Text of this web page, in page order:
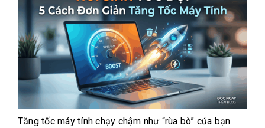
Tăng tốc máy tính chạy chậm như “rùa bò” của bạn